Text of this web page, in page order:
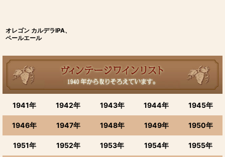
オレゴン カルデラIPA、
ペールエール
1941年 1942年 1943年 1944年 1945年
1946年 1947年 1948年 1949年 1950年
1951年 1952年 1953年 1954年 1955年